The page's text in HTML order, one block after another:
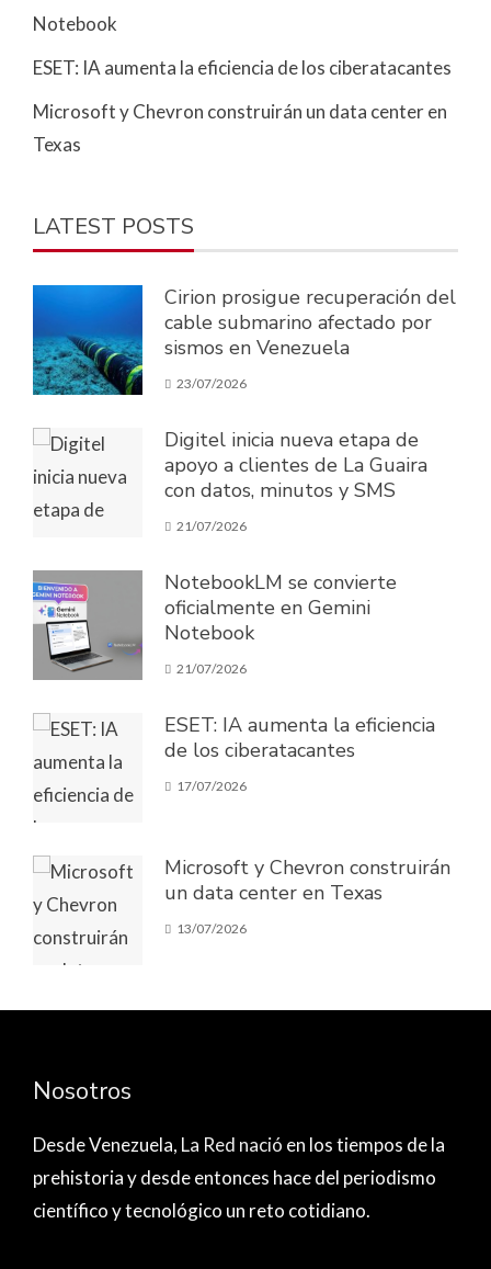
Notebook
ESET: IA aumenta la eficiencia de los ciberatacantes
Microsoft y Chevron construirán un data center en
Texas
LATEST POSTS
Cirion prosigue recuperación del
cable submarino afectado por
sismos en Venezuela
23/07/2026
Digitel inicia nueva etapa de
apoyo a clientes de La Guaira
con datos, minutos y SMS
21/07/2026
NotebookLM se convierte
oficialmente en Gemini
Notebook
21/07/2026
ESET: IA aumenta la eficiencia
de los ciberatacantes
17/07/2026
Microsoft y Chevron construirán
un data center en Texas
13/07/2026
Nosotros
Desde Venezuela, La Red nació en los tiempos de la
prehistoria y desde entonces hace del periodismo
científico y tecnológico un reto cotidiano.